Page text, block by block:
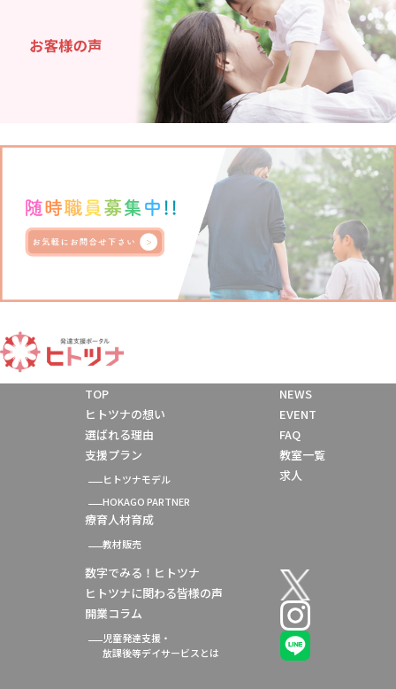
TOP
ヒトツナの想い
選ばれる理由
支援プラン
ヒトツナモデル
HOKAGO PARTNER
療育人材育成
教材販売
数字でみる！ヒトツナ
ヒトツナに関わる皆様の声
開業コラム
児童発達支援・
放課後等デイサービスとは
NEWS
EVENT
FAQ
教室一覧
求人